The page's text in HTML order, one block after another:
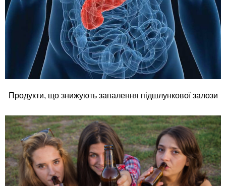
Продукти, що знижують запалення підшлункової залози